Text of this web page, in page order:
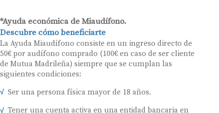
*Ayuda económica de Miaudífono.
Descubre cómo beneficiarte
La Ayuda Miaudífono consiste en un ingreso directo de
50€ por audífono comprado (100€ en caso de ser cliente
de Mutua Madrileña) siempre que se cumplan las
siguientes condiciones:
Ser una persona física mayor de 18 años.
Tener una cuenta activa en una entidad bancaria en